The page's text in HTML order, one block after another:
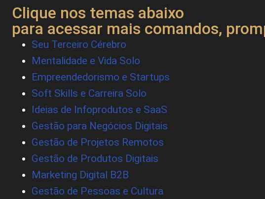
Clique nos temas abaixo
para acessar mais comandos,
Seu Terceiro Cérebro
Mentalidade e Vida Solo
Empreendedorismo e Startups
Soft Skills e Carreira Solo
Ideias de Infoprodutos e SaaS
Gestão para Negócios Digitais
Gestão de Projetos Remotos
Gestão de Produtos Digitais
Marketing Digital B2B
Gestão de Pessoas e Cultura